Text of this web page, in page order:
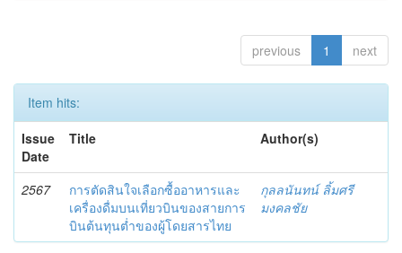
previous 1 next
Item hits:
Issue
Date
Title Author(s)
2567
การตัดสินใจเลือกซื้ออาหารและ
เครื่องดื่มบนเที่ยวบินของสายการ
บินต้นทุนต่ำของผู้โดยสารไทย
กุลลนันทน์ ลิ้มศรี
มงคลชัย